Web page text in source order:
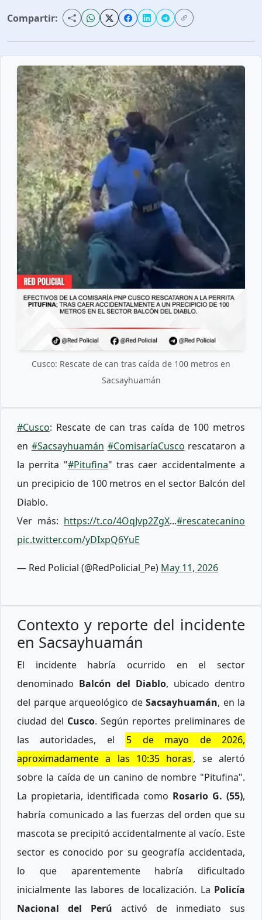
Compartir:
Cusco: Rescate de can tras caída de 100 metros en
Sacsayhuamán
#Cusco: Rescate de can tras caída de 100 metros
en #Sacsayhuamán #ComisaríaCusco rescataron a
la perrita "#Pitufina" tras caer accidentalmente a
un precipicio de 100 metros en el sector Balcón del
Diablo.
Ver más: https://t.co/4OqJvp2ZgX...#rescatecanino
pic.twitter.com/yDIxpQ6YuE
— Red Policial (@RedPolicial_Pe) May 11, 2026
Contexto y reporte del incidente
en Sacsayhuamán
El incidente habría ocurrido en el sector
denominado Balcón del Diablo, ubicado dentro
del parque arqueológico de Sacsayhuamán, en la
ciudad del Cusco. Según reportes preliminares de
las autoridades, el
5 de mayo de 2026,
aproximadamente a las 10:35 horas, se alertó
sobre la caída de un canino de nombre "Pitufina".
La propietaria, identificada como Rosario G. (55),
habría comunicado a las fuerzas del orden que su
mascota se precipitó accidentalmente al vacío. Este
sector es conocido por su geografía accidentada,
lo que aparentemente habría dificultado
inicialmente las labores de localización. La Policía
Nacional del Perú activó de inmediato sus